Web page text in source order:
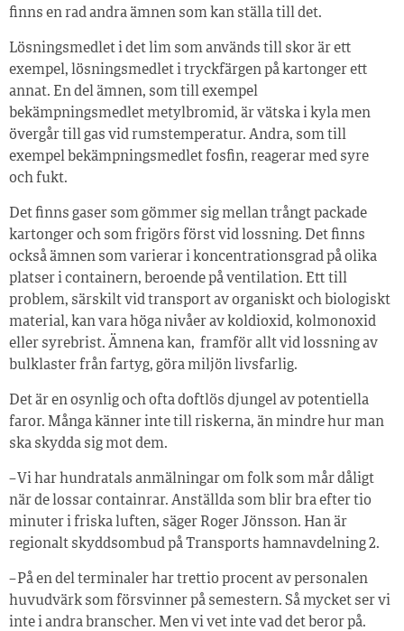
finns en rad andra ämnen som kan ställa till det.
Lösningsmedlet i det lim som används till skor är ett
exempel, lösningsmedlet i tryckfärgen på kartonger ett
annat. En del ämnen, som till exempel
bekämpningsmedlet metylbromid, är vätska i kyla men
övergår till gas vid rumstemperatur. Andra, som till
exempel bekämpningsmedlet fosfin, reagerar med syre
och fukt.
Det finns gaser som gömmer sig mellan trångt packade
kartonger och som frigörs först vid lossning. Det finns
också ämnen som varierar i koncentrationsgrad på olika
platser i containern, beroende på ventilation. Ett till
problem, särskilt vid transport av organiskt och biologiskt
material, kan vara höga nivåer av koldioxid, kolmonoxid
eller syrebrist. Ämnena kan, framför allt vid lossning av
bulklaster från fartyg, göra miljön livsfarlig.
Det är en osynlig och ofta doftlös djungel av potentiella
faror. Många känner inte till riskerna, än mindre hur man
ska skydda sig mot dem.
– Vi har hundratals anmälningar om folk som mår dåligt
när de lossar containrar. Anställda som blir bra efter tio
minuter i friska luften, säger Roger Jönsson. Han är
regionalt skyddsombud på Transports hamnavdelning 2.
– På en del terminaler har trettio procent av personalen
huvudvärk som försvinner på semestern. Så mycket ser vi
inte i andra branscher. Men vi vet inte vad det beror på.